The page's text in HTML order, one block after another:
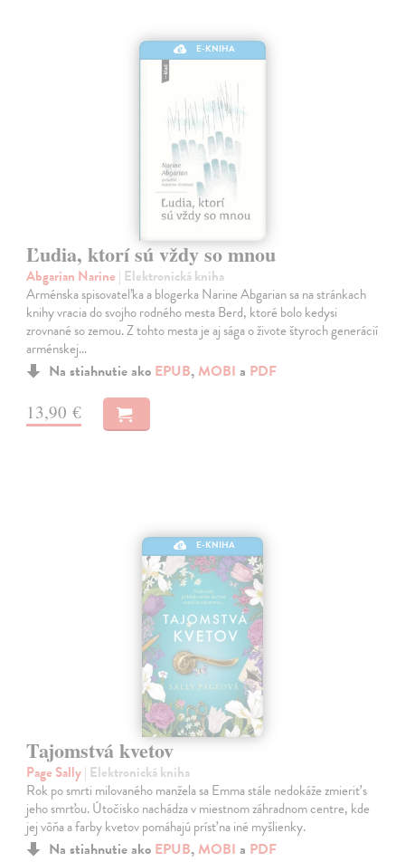
E-KNIHA
Ľudia, ktorí sú vždy so mnou
Abgarian Narine | Elektronická kniha
Arménska spisovateľka a blogerka Narine Abgarian sa na stránkach
knihy vracia do svojho rodného mesta Berd, ktoré bolo kedysi
zrovnané so zemou. Z tohto mesta je aj sága o živote štyroch generácií
arménskej…
Na stiahnutie ako EPUB, MOBI a PDF
13,90 €
E-KNIHA
Tajomstvá kvetov
Page Sally| Elektronická kniha
Rok po smrti milovaného manžela sa Emma stále nedokáže zmieriť s
jeho smrťou. Útočisko nachádza v miestnom záhradnom centre, kde
jej vôňa a farby kvetov pomáhajú prísť na iné myšlienky.
Na stiahnutie ako EPUB, MOBI a PDF